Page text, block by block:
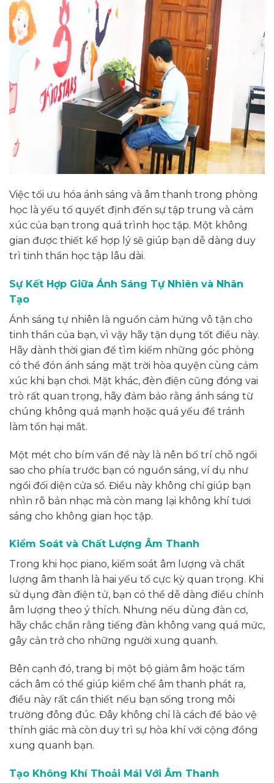
Việc tối ưu hóa ánh sáng và âm thanh trong phòng
học là yếu tố quyết định đến sự tập trung và cảm
xúc của bạn trong quá trình học tập. Một không
gian được thiết kế hợp lý sẽ giúp bạn dễ dàng duy
trì tinh thần học tập lâu dài.
Sự Kết Hợp Giữa Ánh Sáng Tự Nhiên và Nhân
Tạo
Ánh sáng tự nhiên là nguồn cảm hứng vô tận cho
tinh thần của bạn, vì vậy hãy tận dụng tốt điều này.
Hãy dành thời gian để tìm kiếm những góc phòng
có thể đón ánh sáng mặt trời hòa quyện cùng cảm
xúc khi bạn chơi. Mặt khác, đèn điện cũng đóng vai
trò rất quan trọng, hãy đảm bảo rằng ánh sáng từ
chúng không quá mạnh hoặc quá yếu để tránh
làm tổn hại mắt.
Một mét cho bím vấn đề này là nên bố trí chỗ ngồi
sao cho phía trước bạn có nguồn sáng, ví dụ như
ngồi đối diện cửa sổ. Điều này không chỉ giúp bạn
nhìn rõ bản nhạc mà còn mang lại không khí tươi
sáng cho không gian học tập.
Kiểm Soát và Chất Lượng Âm Thanh
Trong khi học piano, kiểm soát âm lượng và chất
lượng âm thanh là hai yếu tố cực kỳ quan trọng. Khi
sử dụng đàn điện tử, bạn có thể dễ dàng điều chỉnh
âm lượng theo ý thích. Nhưng nếu dùng đàn cơ,
hãy chắc chắn rằng tiếng đàn không vang quá mức,
gây cản trở cho những người xung quanh.
Bên cạnh đó, trang bị một bộ giảm âm hoặc tấm
cách âm có thể giúp kiềm chế âm thanh phát ra,
điều này rất cần thiết nếu bạn sống trong môi
trường đông đúc. Đây không chỉ là cách để bảo vệ
thính giác mà còn duy trì sự hòa khí với cộng đồng
xung quanh bạn.
Tạo Không Khí Thoải Mái Với Âm Thanh